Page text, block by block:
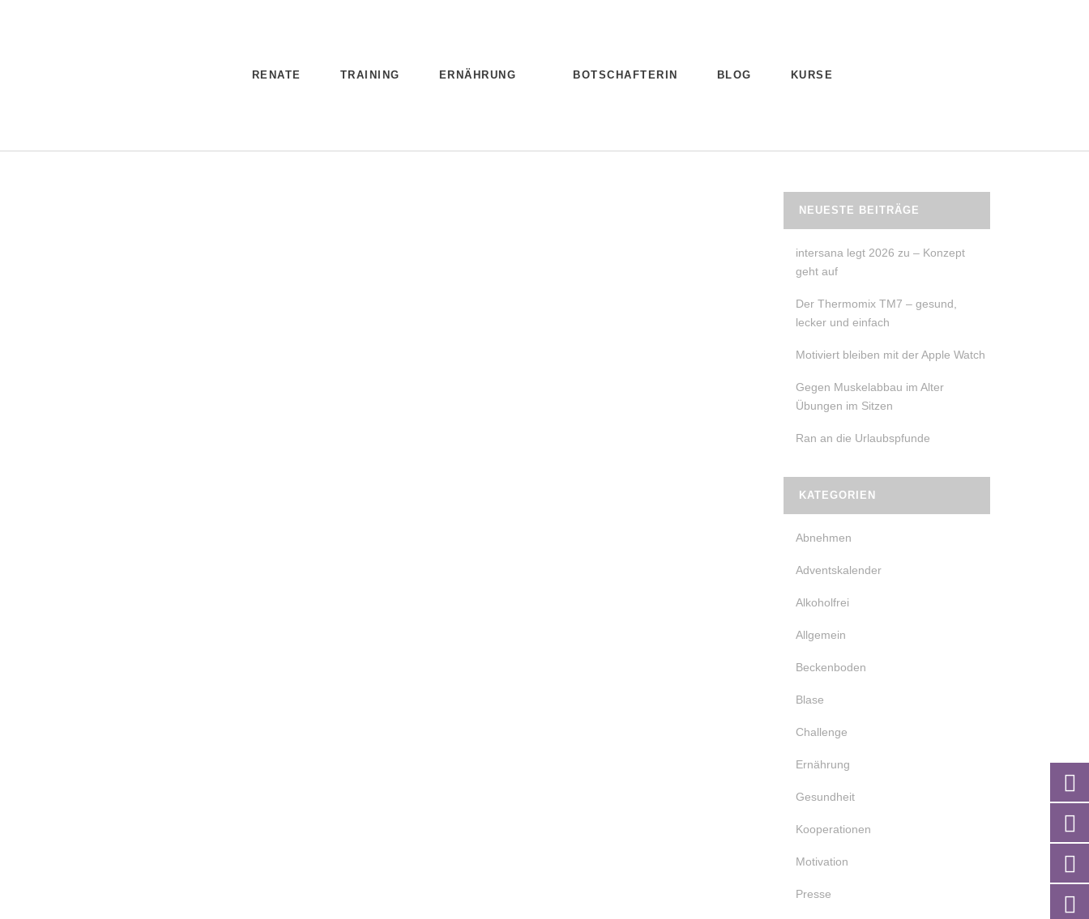
RENATE TRAINING ERNÄHRUNG BOTSCHAFTERIN BLOG KURSE
NEUESTE BEITRÄGE
intersana legt 2026 zu – Konzept
geht auf
Der Thermomix TM7 – gesund,
lecker und einfach
Motiviert bleiben mit der Apple Watch
Gegen Muskelabbau im Alter
Übungen im Sitzen
Ran an die Urlaubspfunde
KATEGORIEN
Abnehmen
Adventskalender
Alkoholfrei
Allgemein
Beckenboden
Blase
Challenge
Ernährung
Gesundheit
Kooperationen
Motivation
Presse